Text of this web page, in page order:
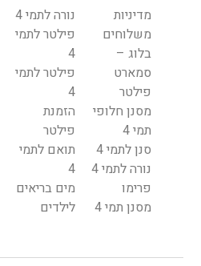
מדיניות
משלוחים
בלוג –
סמארט
פילטר
מסנן חלופי
תמי 4
סנן לתמי 4
נורה לתמי 4
פרימו
מסנן תמי 4
נורה לתמי 4
פילטר לתמי
4
פילטר לתמי
4
הזמנת
פילטר
תואם לתמי
4
מים בריאים
לילדים